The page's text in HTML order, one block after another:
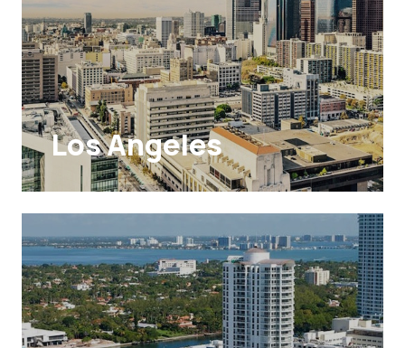
Los Angeles